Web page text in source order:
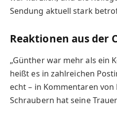
Sendung aktuell stark
Reaktionen aus der
„Günther war mehr als ein
heißt es in zahlreichen
echt – in Kommentaren von
Schraubern hat seine